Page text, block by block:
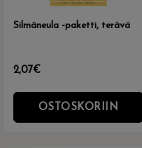
Silmäneula -paketti, terävä
2,07€
OSTOSKORIIN